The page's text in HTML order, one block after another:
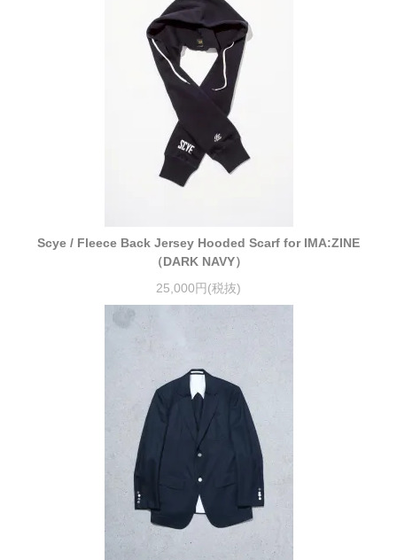
Scye / Fleece Back Jersey Hooded Scarf for IMA:ZINE
（DARK NAVY）
25,000円(税抜)